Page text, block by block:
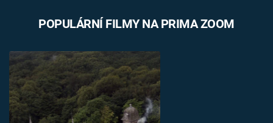
POPULÁRNÍ FILMY NA PRIMA ZOOM